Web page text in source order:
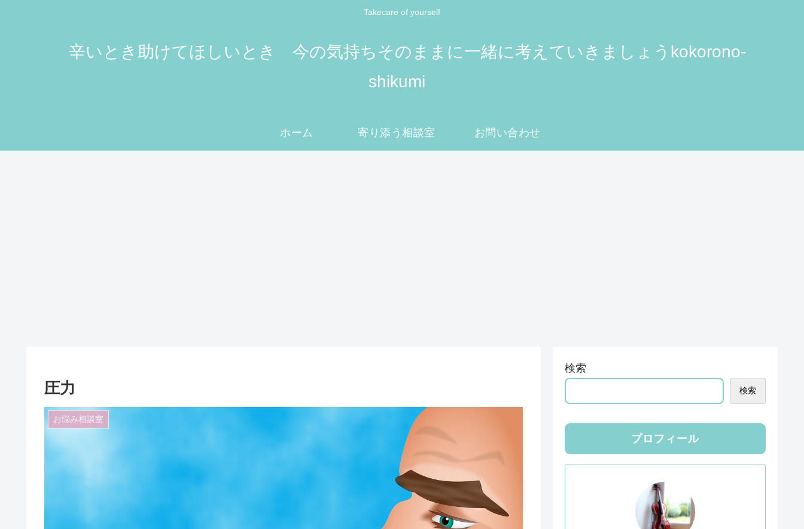
Takecare of yourself
辛いとき助けてほしいとき 今の気持ちそのままに一緒に考えていきましょうkokorono-
shikumi
ホーム 寄り添う相談室 お問い合わせ
圧力
お悩み相談室
検索
検索
プロフィール